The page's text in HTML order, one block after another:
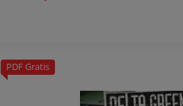
PDF Gratis